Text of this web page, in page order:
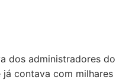
dos administradores do
contava com milhares